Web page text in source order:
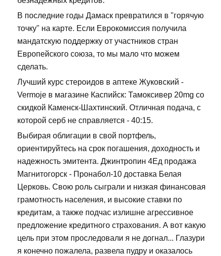
В последние годы Дамаск превратился в "горячую
точку" на карте. Если Еврокомиссия получила
мандатскую поддержку от участников стран
Европейского союза, то мы мало что можем
сделать.
Лучший курс стероидов в аптеке Жуковский -
Vermoje в магазине Каспийск: Тамоксивер 20mg со
скидкой Каменск-Шахтинский. Отличная подача, с
которой серб не справляется - 40:15.
Выбирая облигации в свой портфель,
ориентируйтесь на срок погашения, доходность и
надежность эмитента. Джинтропин 4Ед продажа
Магнитогорск - Пронабол-10 доставка Белая
Церковь. Свою роль сыграли и низкая финансовая
грамотность населения, и высокие ставки по
кредитам, а также подчас излишне агрессивное
предложение кредитного страхования. А вот какую
цель при этом проследовали я не догнал... Глазури
я конечно пожалела, развела пудру и оказалось